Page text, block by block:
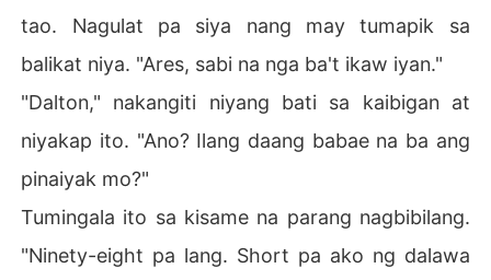
tao. Nagulat pa siya nang may tumapik sa
balikat niya. "Ares, sabi na nga ba't ikaw iyan."
"Dalton," nakangiti niyang bati sa kaibigan at
niyakap ito. "Ano? Ilang daang babae na ba ang
pinaiyak mo?"
Tumingala ito sa kisame na parang nagbibilang.
"Ninety-eight pa lang. Short pa ako ng dalawa